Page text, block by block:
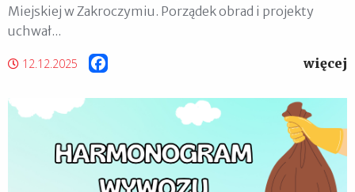
Miejskiej w Zakroczymiu. Porządek obrad i projekty
uchwał...
12.12.2025 więcej